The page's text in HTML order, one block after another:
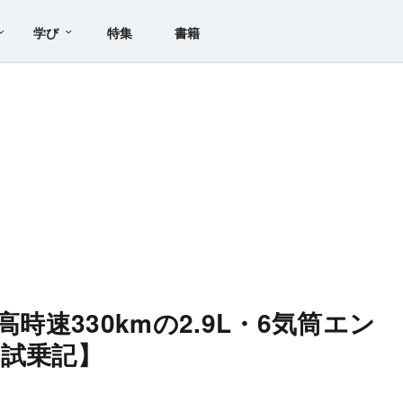
学び 特集 書籍
時速330kmの2.9L・6気筒エン
乗記】